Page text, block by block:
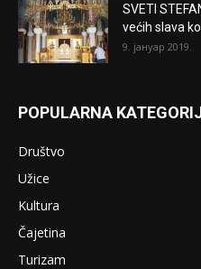
SVETI
većih slava
9. јануар 2019.
POPULARNA
Društvo
Užice
Kultura
Čajetina
Turizam